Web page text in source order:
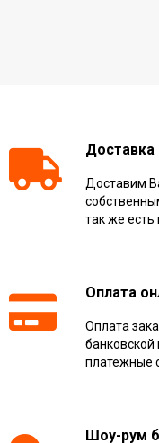
Доставим
так же
Оплата
Оплата
банковской
платежные
Шоу-рум